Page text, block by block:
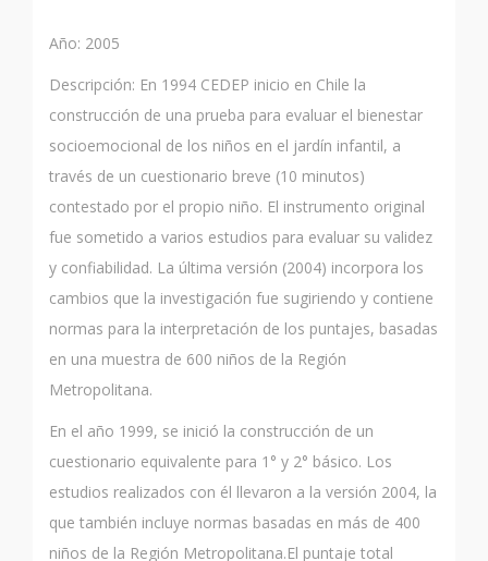
Año: 2005
Descripción: En 1994 CEDEP inicio en Chile la
construcción de una prueba para evaluar el bienestar
socioemocional de los niños en el jardín infantil, a
través de un cuestionario breve (10 minutos)
contestado por el propio niño. El instrumento original
fue sometido a varios estudios para evaluar su validez
y confiabilidad. La última versión (2004) incorpora los
cambios que la investigación fue sugiriendo y contiene
normas para la interpretación de los puntajes, basadas
en una muestra de 600 niños de la Región
Metropolitana.
En el año 1999, se inició la construcción de un
cuestionario equivalente para 1° y 2° básico. Los
estudios realizados con él llevaron a la versión 2004, la
que también incluye normas basadas en más de 400
niños de la Región Metropolitana.El puntaje total